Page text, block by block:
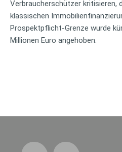
Verbraucherschützer kritisieren,
klassischen
Prospektpflicht-Grenze wurde
Millionen Euro angehoben.